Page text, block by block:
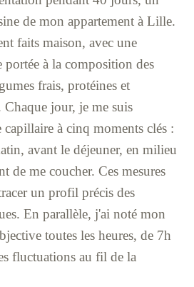
de mon appartement à Lille.
faits maison, avec une
à la composition des
frais, protéines et
jour, je me suis
capillaire à cinq moments clés :
avant le déjeuner, en milieu
de me coucher. Ces mesures
un profil précis des
En parallèle, j'ai noté mon
toutes les heures, de 7h
fluctuations au fil de la